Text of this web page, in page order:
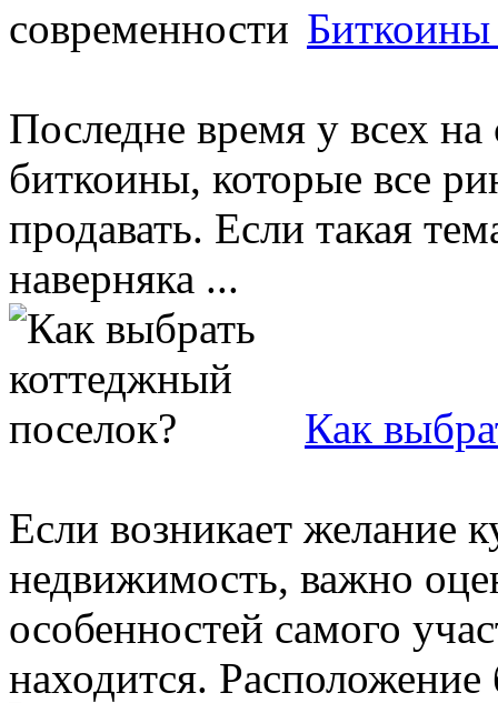
Биткоины
Последне время у всех
биткоины, которые все
продавать. Если такая
наверняка ...
Как
Если возникает желание
недвижимость, важно
особенностей самого
находится.